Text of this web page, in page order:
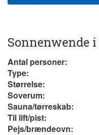
Sonnenwende
Antal personer:
Type:
Størrelse:
Soverum:
Sauna/tørreskab:
Til lift/pist:
Pejs/brændeovn: